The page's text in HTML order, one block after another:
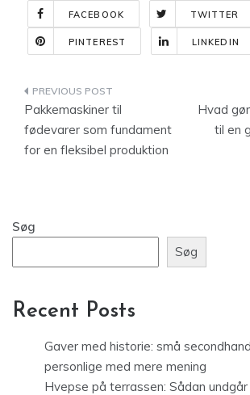
FACEBOOK TWITTER
PINTEREST LINKEDIN
Indlægsnavigation
Pakkemaskiner til
fødevarer som fundament
for en fleksibel produktion
Hvad
til en
Søg
Søg
Recent Posts
Gaver med historie: små
personlige med mere mening
Hvepse på terrassen: Sådan